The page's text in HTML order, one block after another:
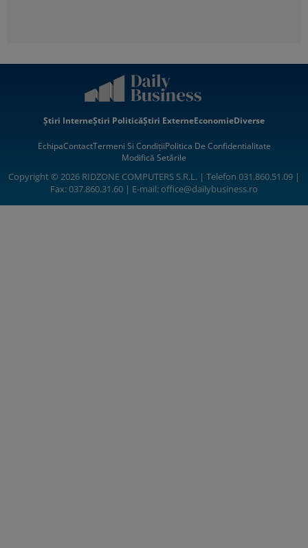
Știri InterneȘtiri PoliticăȘtiri ExterneEconomieDiverse
EchipaContactTermeni Si CondițiiPolitica De Confidentialitate
Modifică Setările
Copyright © 2026 RIDZONE COMPUTERS S.R.L. | Telefon 031.860.51.09 |
Fax: 037.860.31.60 | E-mail:office@dailybusiness.ro